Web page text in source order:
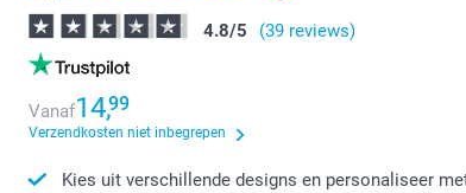
4.8/5 (39 reviews)
Vanaf14,99
Verzendkosten niet inbegrepen
Kies uit verschillende designs en personaliseer